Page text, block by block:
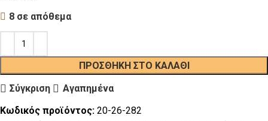
8 σε απόθεμα
ΠΡΟΣΘΉΚΗ ΣΤΟ ΚΑΛΆΘΙ
Σύγκριση
Αγαπημένα
Κωδικός προϊόντος: 20-26-282